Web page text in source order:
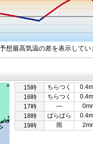
想最高気温の差を表示してい
15時 ちらつく
16時
ちらつく
17時
―
18時
ぱらぱら
19時
雨